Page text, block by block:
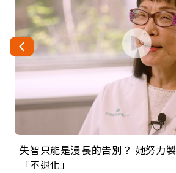
失智只能是漫長的告別？ 她努力
「不退化」
來自剛果的巧克力神父 為台灣奉
的家，我連作夢都講台語！」
63歲卸矽谷副總、搬回台灣找快
丑」走進安養院，逗樂上萬爺奶：
104歲打破金氏世界紀錄 成為全
手，分享長壽的秘密原來是「這個」
事業巔峰他選擇追夢…黑手阿伯
巨蛋！連CNN都大讚！